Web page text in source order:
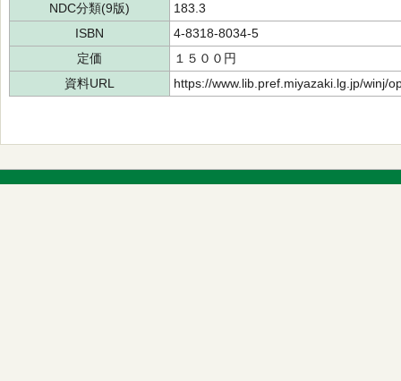
NDC分類(9版)
183.3
ISBN
4-8318-8034-5
定価
１５００円
資料URL
https://www.lib.pref.miyazaki.lg.jp/winj/